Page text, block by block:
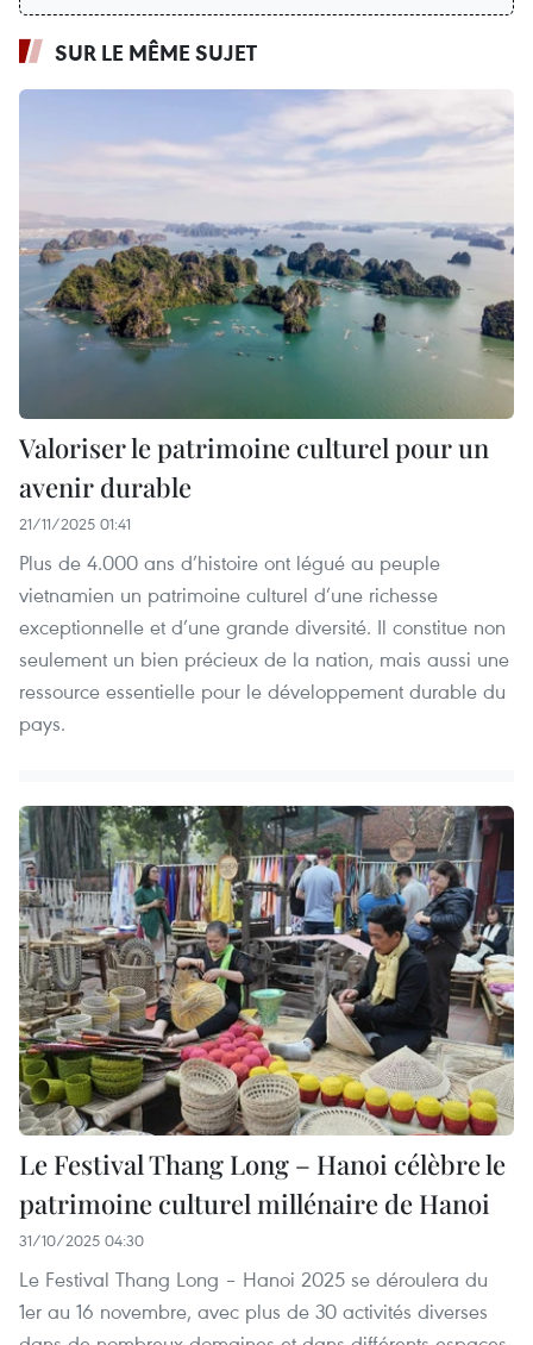
SUR LE MÊME SUJET
Valoriser le patrimoine culturel pour un
avenir durable
21/11/2025 01:41
Plus de 4.000 ans d’histoire ont légué au peuple
vietnamien un patrimoine culturel d’une richesse
exceptionnelle et d’une grande diversité. Il constitue non
seulement un bien précieux de la nation, mais aussi une
ressource essentielle pour le développement durable du
pays.
Le Festival Thang Long – Hanoi célèbre le
patrimoine culturel millénaire de Hanoi
31/10/2025 04:30
Le Festival Thang Long – Hanoi 2025 se déroulera du
1er au 16 novembre, avec plus de 30 activités diverses